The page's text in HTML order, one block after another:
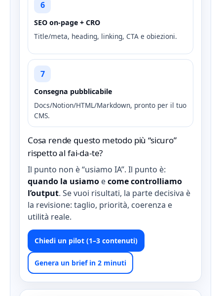
6
SEO on-page + CRO
Title/meta, heading, linking, CTA e obiezioni.
7
Consegna pubblicabile
Docs/Notion/HTML/Markdown, pronto per il tuo
CMS.
Cosa rende questo metodo più “sicuro”
rispetto al fai-da-te?
Il punto non è “usiamo IA”. Il punto è:
quando la usiamo ecome controlliamo
l’output. Se vuoi risultati, la parte decisiva è
la revisione: taglio, priorità, coerenza e
utilità reale.
Chiedi un pilot (1–3 contenuti)
Genera un brief in 2 minuti